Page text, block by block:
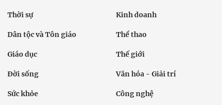
Thời sự Kinh doanh
Dân tộc và Tôn giáo Thể thao
Giáo dục Thế giới
Đời sống Văn hóa - Giải trí
Sức khỏe Công nghệ